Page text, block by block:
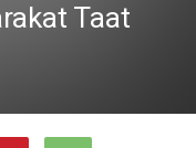
Taat